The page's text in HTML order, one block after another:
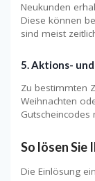
Neukunden
Diese können
sind meist
5. Aktions-
Zu bestimmten
Weihnachten
Gutscheincodes
So lösen Sie
Die Einlösung